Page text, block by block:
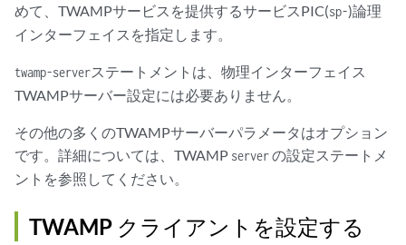
めて、TWAMPサービスを提供するサービスPIC(sp-)論理
インターフェイスを指定します。
twamp-serverステートメントは、物理インターフェイス
TWAMPサーバー設定には必要ありません。
その他の多くのTWAMPサーバーパラメータはオプション
です。詳細については、TWAMP serverの設定ステートメ
ントを参照してください。
TWAMP クライアントを設定する